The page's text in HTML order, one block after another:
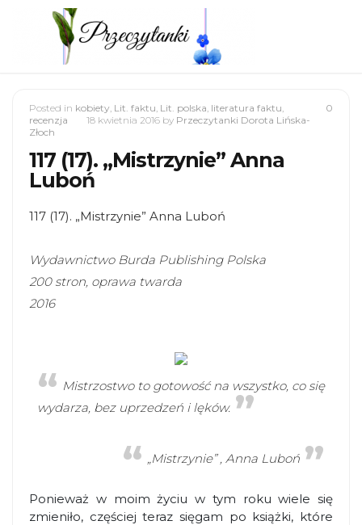
0
Posted in kobiety, Lit. faktu, Lit. polska, literatura faktu,
recenzja
18 kwietnia 2016 by Przeczytanki Dorota Lińska-
Złoch
117 (17). „Mistrzynie” Anna
Luboń
117 (17). „Mistrzynie” Anna Luboń
Wydawnictwo Burda Publishing Polska
200 stron, oprawa twarda
2016
Mistrzostwo to gotowość na wszystko, co się
wydarza, bez uprzedzeń i lęków.
„Mistrzynie” , Anna Luboń
Ponieważ w moim życiu w tym roku wiele się
zmieniło, częściej teraz sięgam po książki, które